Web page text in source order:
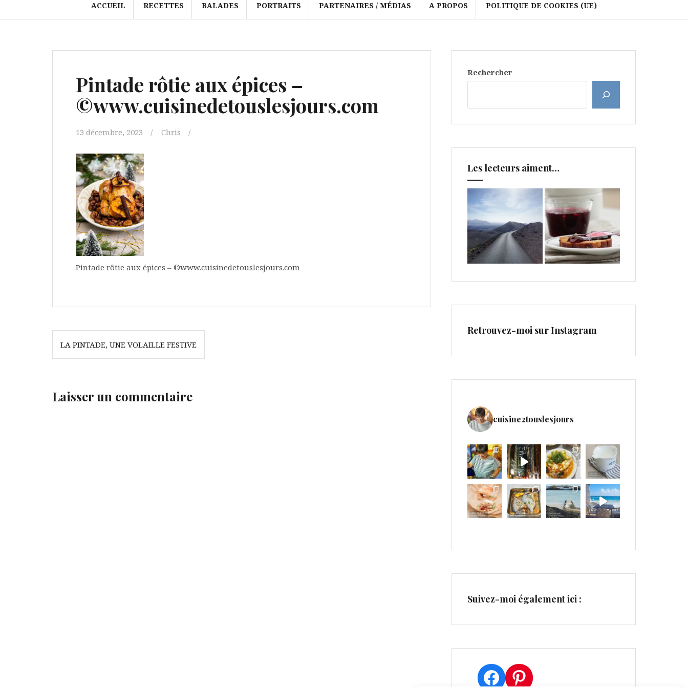
ACCUEIL RECETTES BALADES PORTRAITS PARTENAIRES / MÉDIAS A PROPOS POLITIQUE DE COOKIES (UE)
Pintade rôtie aux épices –
©www.cuisinedetouslesjours.com
13 décembre, 2023 Chris
Pintade rôtie aux épices – ©www.cuisinedetouslesjours.com
Navigation
deLA PINTADE, UNE VOLAILLE FESTIVE
Laisser un commentaire
Rechercher
Les lecteurs aiment…
Retrouvez-moi sur Instagram
cuisine2touslesjours
Suivez-moi également ici :
Facebook
Pinterest